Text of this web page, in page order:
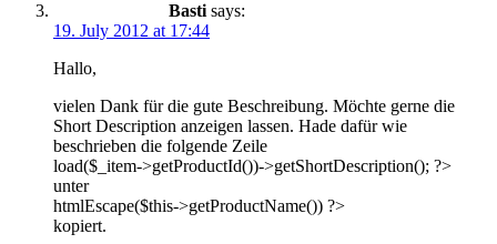
Basti says:
19. July 2012 at 17:44
Hallo,
vielen Dank für die gute Beschreibung. Möchte gerne die
Short Description anzeigen lassen. Hade dafür wie
beschrieben die folgende Zeile
load($_item->getProductId())->getShortDescription(); ?>
unter
htmlEscape($this->getProductName()) ?>
kopiert.